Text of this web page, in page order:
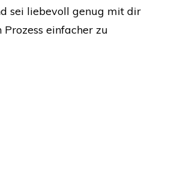
sei liebevoll genug mit dir
einfacher zu